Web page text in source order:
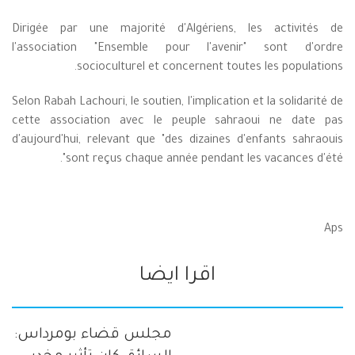
Dirigée par une majorité d'Algériens, les activités de
l'association "Ensemble pour l'avenir" sont d'ordre
socioculturel et concernent toutes les populations.
Selon Rabah Lachouri, le soutien, l'implication et la solidarité de
cette association avec le peuple sahraoui ne date pas
d'aujourd'hui, relevant que "des dizaines d'enfants sahraouis
sont reçus chaque année pendant les vacances d'été".
Aps
اقرا ايضا
مجلس قضاء بومرداس: